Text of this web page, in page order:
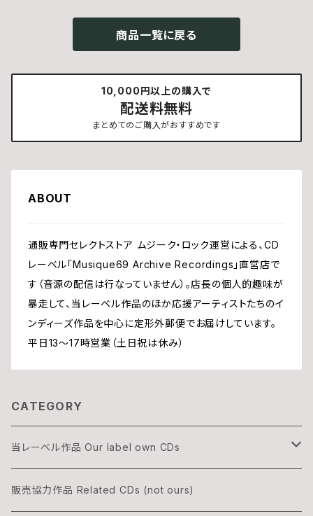
商品一覧に戻る
10,000円以上の購入で
配送料無料
まとめてのご購入がおすすめです
ABOUT
通販専門セレクトストア ムジーク・ロック運営による、CD
レーベル「Musique69 Archive Recordings」直営店で
す（音源の配信は行なっていません）。店長の個人的趣味が
暴走して、当レーベル作品のほか応援アーティストたちのイ
ンディーズ作品を中心に定形外郵便でお届けしています。
平日13〜17時営業（土日祝は休み）
CATEGORY
当レーベル作品 Our label own CDs
DOGON
販売協力作品 Related CDs (not ours)